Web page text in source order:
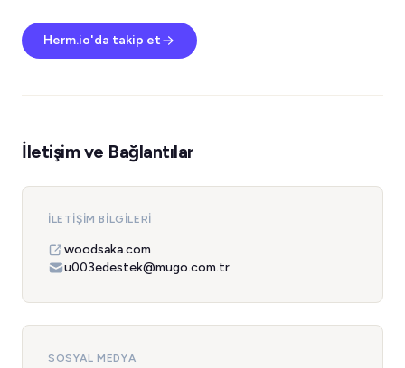
Herm.io'da takip et
İletişim ve Bağlantılar
İLETIŞIM BILGILERI
woodsaka.com
u003edestek@mugo.com.tr
SOSYAL MEDYA